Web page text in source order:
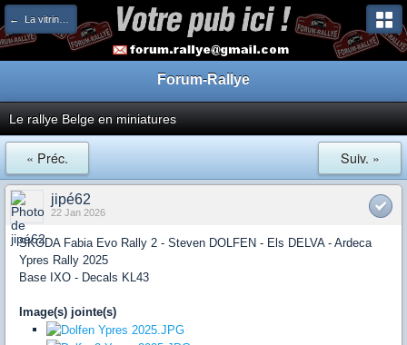
← La vitrine des miniatures et des collectionneurs
Forum-Rallye
Le rallye Belge en miniatures
« Préc. Suiv. »
jipé62
22 Jan 2026
SKODA Fabia Evo Rally 2 - Steven DOLFEN - Els DELVA - Ardeca
Ypres Rally 2025
Base IXO - Decals KL43
Image(s) jointe(s)